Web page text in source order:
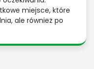
miejsce, które
ale również po